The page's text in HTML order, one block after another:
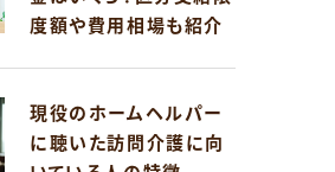
度額や費用相場も紹介
現役のホームヘルパー
に聴いた訪問介護に向